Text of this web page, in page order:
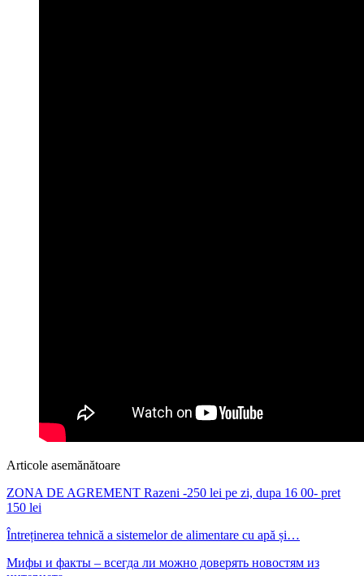
Articole asemănătoare
ZONA DE AGREMENT Razeni -250 lei pe zi, dupa 16 00- pret
150 lei
Întreținerea tehnică a sistemelor de alimentare cu apă și…
Мифы и факты – всегда ли можно доверять новостям из